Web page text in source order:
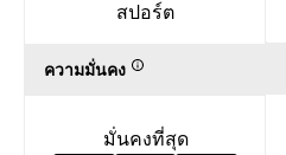
สปอร์ต
ความมั่นคง
มั่นคงที่สุด